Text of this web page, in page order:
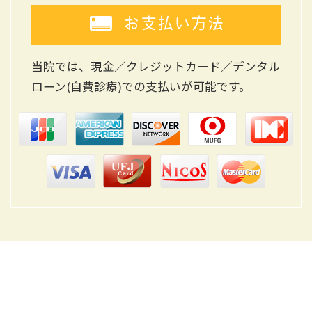
お支払い方法
当院では、現金／クレジットカード／デンタル
ローン(自費診療)での支払いが可能です。